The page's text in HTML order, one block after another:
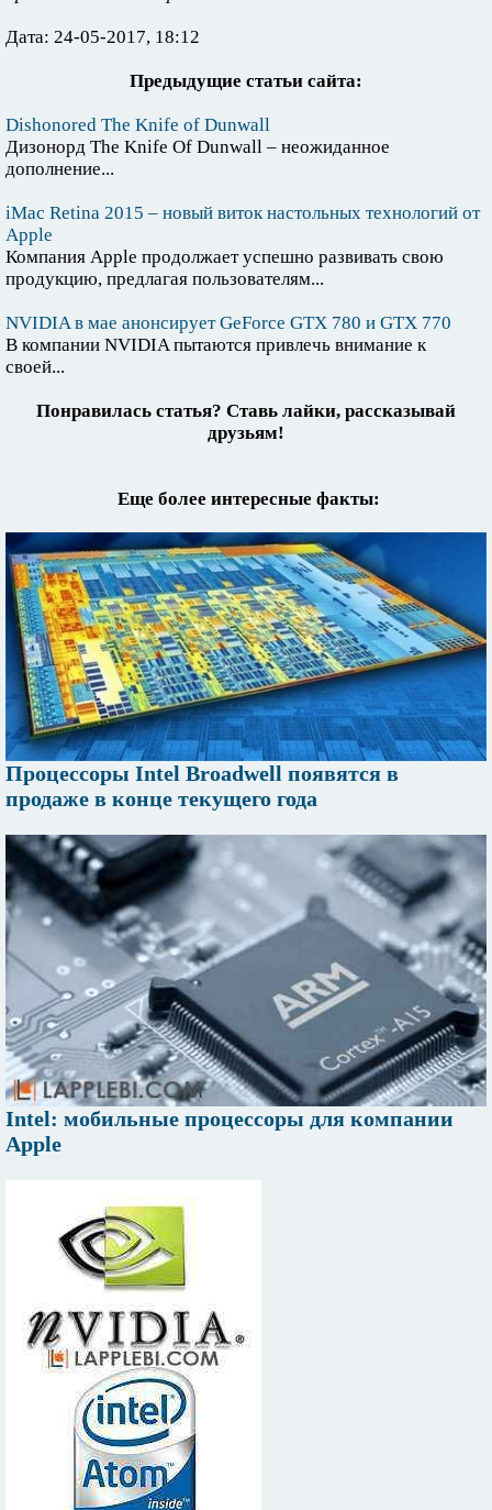
Дата: 24-05-2017, 18:12
Предыдущие статьи сайта:
Dishonored The Knife of Dunwall
Дизонорд The Knife Of Dunwall – неожиданное
дополнение...
iMac Retina 2015 – новый виток настольных технологий от
Apple
Компания Apple продолжает успешно развивать свою
продукцию, предлагая пользователям...
NVIDIA в мае анонсирует GeForce GTX 780 и GTX 770
В компании NVIDIA пытаются привлечь внимание к
своей...
Понравилась статья? Ставь лайки, рассказывай
друзьям!
Еще более интересные факты:
Процессоры Intel Broadwell появятся в
продаже в конце текущего года
Intel: мобильные процессоры для компании
Apple